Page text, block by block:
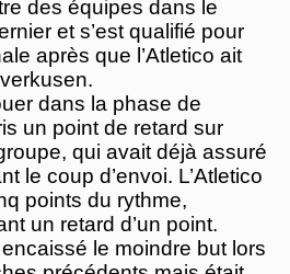
des équipes dans le
et s’est qualifié pour
après que l’Atletico ait
dans la phase de
un point de retard sur
qui avait déjà assuré
le coup d’envoi. L’Atletico
points du rythme,
un retard d’un point.
le moindre but lors